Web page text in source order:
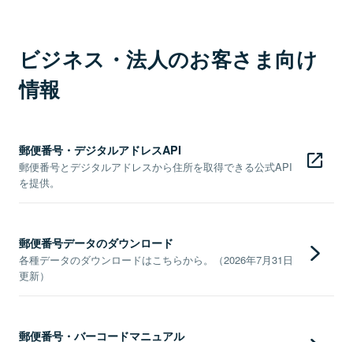
ビジネス・法人のお客さま向け
情報
郵便番号・デジタルアドレスAPI
郵便番号とデジタルアドレスから住所を取得できる公式API
を提供。
郵便番号データのダウンロード
各種データのダウンロードはこちらから。（2026年7月31日
更新）
郵便番号・バーコードマニュアル